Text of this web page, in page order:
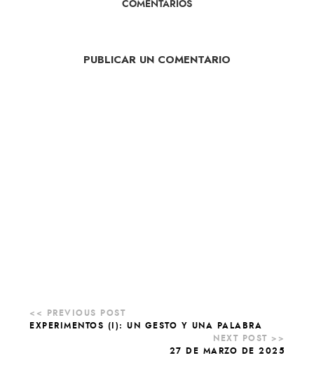
COMENTARIOS
PUBLICAR UN COMENTARIO
EXPERIMENTOS (I): UN GESTO Y UNA PALABRA
27 DE MARZO DE 2025